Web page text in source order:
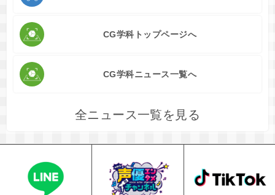
CG学科トップページへ
CG学科ニュース一覧へ
全ニュース一覧を見る